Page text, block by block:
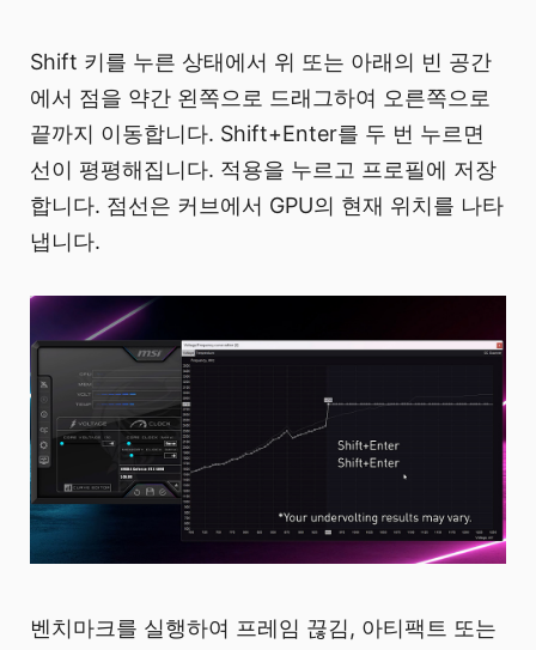
Shift 키를 누른 상태에서 위 또는 아래의 빈 공간
에서 점을 약간 왼쪽으로 드래그하여 오른쪽으로
끝까지 이동합니다. Shift+Enter를 두 번 누르면
선이 평평해집니다. 적용을 누르고 프로필에 저장
합니다. 점선은 커브에서 GPU의 현재 위치를 나타
냅니다.
벤치마크를 실행하여 프레임 끊김, 아티팩트 또는